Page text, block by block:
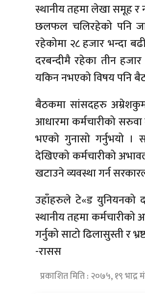
स्थानीय तहमा लेखा समूह र
छलफल चलिरहेको पनि
रहेकोमा २८ हजार भन्दा
दरबन्दीमै रहेका तीन
यकिन नभएको विषय पनि
बैठकमा सांसदहरु
आधारमा कर्मचारीको
भएको गुनासो गर्नुभयो ।
देखिएको कर्मचारीको
खटाउने व्यवस्था गर्न
उहाँहरुले टे«ड युनियनको
स्थानीय तहमा कर्मचारीको
गर्नुको साटो ढिलासुस्ती र
-रासस
प्रकाशित मिति : २०७५, १९